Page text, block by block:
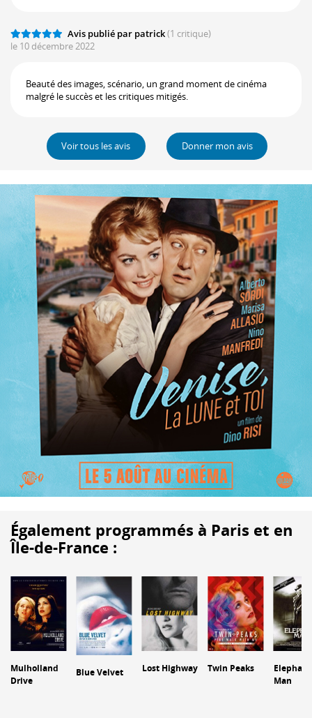
Avis publié par patrick(1 critique)
le 10 décembre 2022
Beauté des images, scénario, un grand moment de cinéma
malgré le succès et les critiques mitigés.
Voir tous les avis Donner mon avis
Également programmés à Paris et en
Île-de-France :
Mulholland
Drive
Blue Velvet Lost Highway Twin Peaks
Elephant
Man